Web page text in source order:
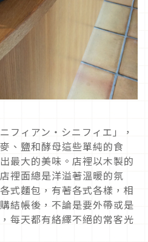
フィアン・シニフィエ」，
、鹽和酵母這些單純的食
最大的美味。店裡以木製的
裡面總是洋溢著溫暖的氛
式麵包，有著各式各樣，相
結帳後，不論是要外帶或是
每天都有絡繹不絕的常客光